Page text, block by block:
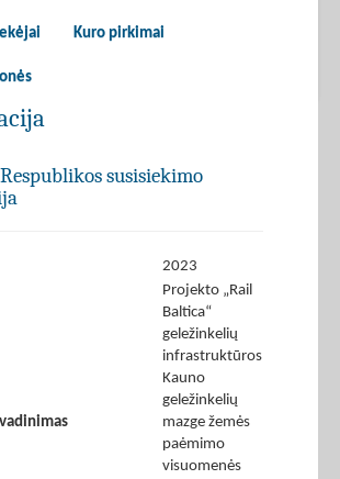
Kuro pirkimai
susisiekimo
2023
Projekto „Rail
Baltica“
geležinkelių
infrastruktūros
Kauno
geležinkelių
mazge žemės
paėmimo
visuomenės